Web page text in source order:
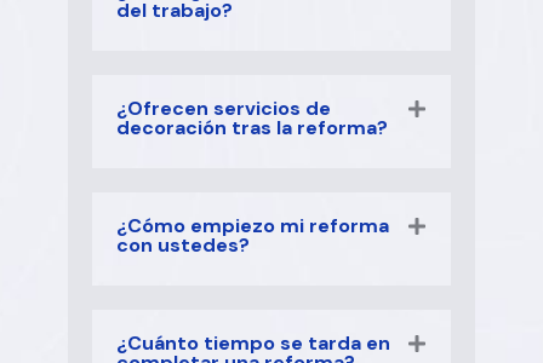
del trabajo?
¿Ofrecen servicios de
decoración tras la reforma?
¿Cómo empiezo mi reforma
con ustedes?
¿Cuánto tiempo se tarda en